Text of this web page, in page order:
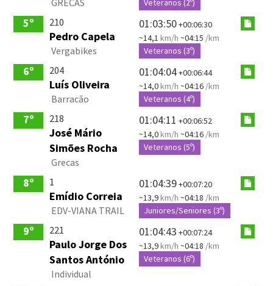
Veteranos (2º)
5º 210
Pedro Capela
Vergabikes
01:03:50+00:06:30
~14,1 km/h ~04:15 /km
Veteranos (3º)
6º 204
Luís Oliveira
Barracão
01:04:04+00:06:44
~14,0km/h ~04:16 /km
Veteranos (4º)
7º 218
José Mário
Simões Rocha
Grecas
01:04:11 +00:06:52
~14,0km/h ~04:16 /km
Veteranos (5º)
8º 1
Emídio Correia
EDV-VIANA TRAIL
01:04:39+00:07:20
~13,9km/h ~04:18 /km
Juniores/Seniores (3º)
9º 221
Paulo Jorge Dos
Santos António
Individual
01:04:43 +00:07:24
~13,9km/h ~04:18 /km
Veteranos (6º)